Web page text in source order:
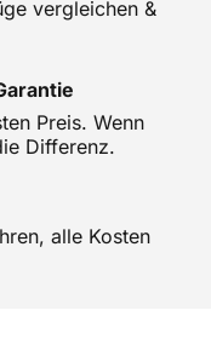
vergleichen &
Preis. Wenn
Differenz.
alle Kosten